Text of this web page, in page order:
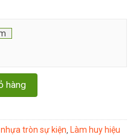
Yêu Cầu số lượng
hàng
nhựa tròn sự kiện, Làm huy hiệu